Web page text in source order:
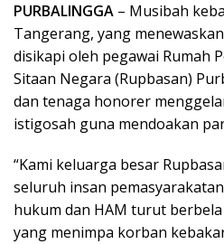
PURBALINGGA – Musibah
Tangerang, yang
disikapi oleh pegawai Rumah
Sitaan Negara (Rupbasan)
dan tenaga honorer
istigosah guna mendoakan
“Kami keluarga besar
seluruh insan
hukum dan HAM turut
yang menimpa korban